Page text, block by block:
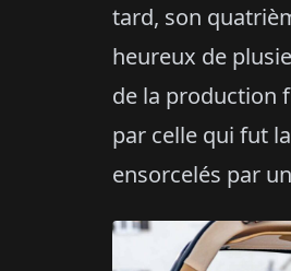
tard, son
heureux de
de la production
par celle qui fut
ensorcelés par